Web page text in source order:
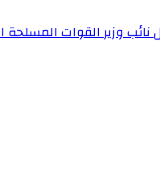
وزير القوات المسلحة